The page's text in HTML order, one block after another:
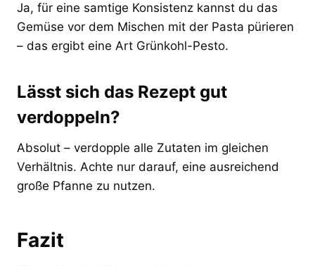
Ja, für eine samtige Konsistenz kannst du das
Gemüse vor dem Mischen mit der Pasta pürieren
– das ergibt eine Art Grünkohl-Pesto.
Lässt sich das Rezept gut
verdoppeln?
Absolut – verdopple alle Zutaten im gleichen
Verhältnis. Achte nur darauf, eine ausreichend
große Pfanne zu nutzen.
Fazit